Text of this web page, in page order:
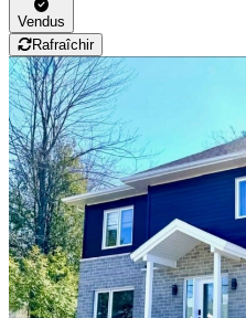
Vendus
Rafraîchir